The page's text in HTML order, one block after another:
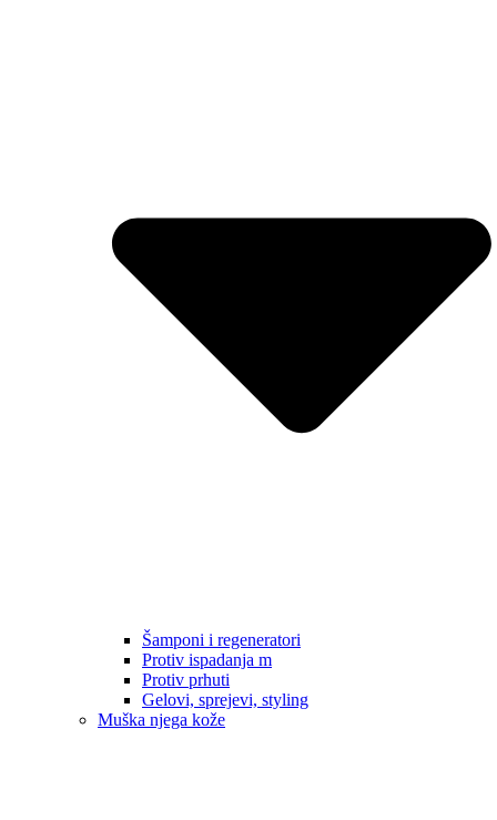
Šamponi i regeneratori
Protiv ispadanja m
Protiv prhuti
Gelovi, sprejevi, styling
Muška njega kože